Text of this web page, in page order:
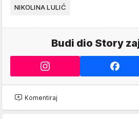
NIKOLINA LULIĆ
Budi dio Story
Komentiraj